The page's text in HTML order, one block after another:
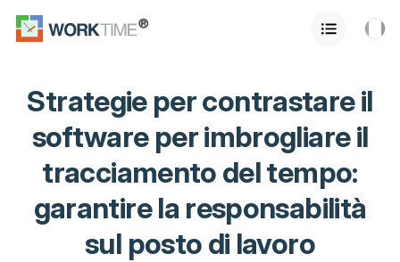
Strategie per contrastare il
software per imbrogliare il
tracciamento del tempo:
garantire la responsabilità
sul posto di lavoro